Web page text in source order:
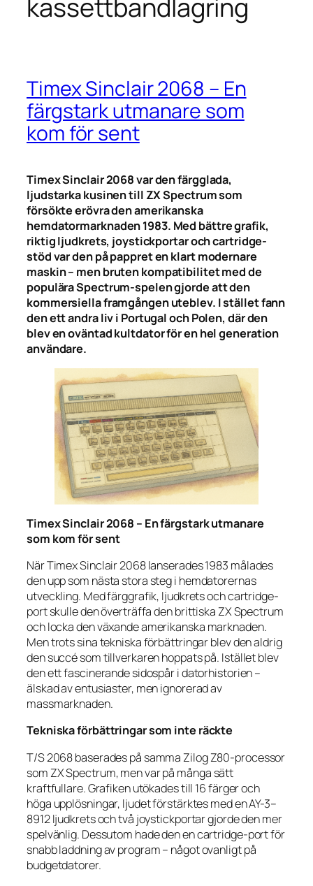
kassettbandlagring
Timex Sinclair 2068 – En
färgstark utmanare som
kom för sent
Timex Sinclair 2068 var den färgglada,
ljudstarka kusinen till ZX Spectrum som
försökte erövra den amerikanska
hemdatormarknaden 1983. Med bättre grafik,
riktig ljudkrets, joystickportar och cartridge-
stöd var den på pappret en klart modernare
maskin – men bruten kompatibilitet med de
populära Spectrum-spelen gjorde att den
kommersiella framgången uteblev. I stället fann
den ett andra liv i Portugal och Polen, där den
blev en oväntad kultdator för en hel generation
användare.
Timex Sinclair 2068 – En färgstark utmanare
som kom för sent
När Timex Sinclair 2068 lanserades 1983 målades
den upp som nästa stora steg i hemdatorernas
utveckling. Med färggrafik, ljudkrets och cartridge-
port skulle den överträffa den brittiska ZX Spectrum
och locka den växande amerikanska marknaden.
Men trots sina tekniska förbättringar blev den aldrig
den succé som tillverkaren hoppats på. Istället blev
den ett fascinerande sidospår i datorhistorien –
älskad av entusiaster, men ignorerad av
massmarknaden.
Tekniska förbättringar som inte räckte
T/S 2068 baserades på samma Zilog Z80-processor
som ZX Spectrum, men var på många sätt
kraftfullare. Grafiken utökades till 16 färger och
höga upplösningar, ljudet förstärktes med en AY-3–
8912 ljudkrets och två joystickportar gjorde den mer
spelvänlig. Dessutom hade den en cartridge-port för
snabb laddning av program – något ovanligt på
budgetdatorer.